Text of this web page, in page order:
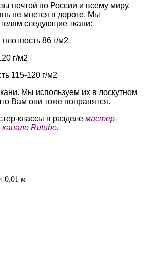
почтой по России и всему миру.
не мнется в дороге. Мы
следующие ткани:
86 г/м2
г/м2
115-120 г/м2
Мы используем их в лоскутном
Вам они тоже понравятся.
классы в разделе мастер-
Rutube.
0,01 м